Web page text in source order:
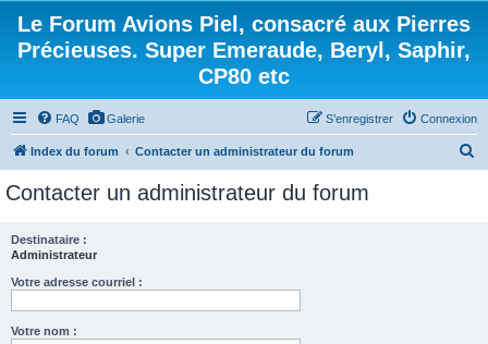
Le Forum Avions Piel, consacré aux Pierres
Précieuses. Super Emeraude, Beryl, Saphir,
CP80 etc
FAQ Galerie Connexion
S’enregistrer
Index du forum Contacter un administrateur du forum
Contacter un administrateur du forum
Destinataire :
Administrateur
Votre adresse courriel :
Votre nom :